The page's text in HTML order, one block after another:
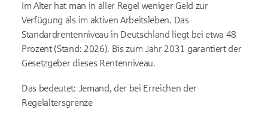
Im Alter hat man in aller Regel weniger Geld zur
Verfügung als im aktiven Arbeitsleben. Das
Standardrentenniveau in Deutschland liegt bei etwa 48
Prozent (Stand: 2026). Bis zum Jahr 2031 garantiert der
Gesetzgeber dieses Rentenniveau.
Das bedeutet: Jemand, der bei Erreichen der
Regelaltersgrenze